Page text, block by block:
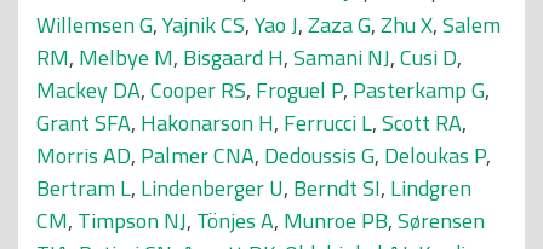
Willemsen G,Yajnik CS,Yao J,Zaza G,Zhu X,Salem
RM, Melbye M, Bisgaard H,Samani NJ,Cusi D,
Mackey DA,Cooper RS, Froguel P, Pasterkamp G,
Grant SFA, Hakonarson H, Ferrucci L,Scott RA,
Morris AD, Palmer CNA, Dedoussis G, Deloukas P,
Bertram L, Lindenberger U, Berndt SI, Lindgren
CM, Timpson NJ, Tönjes A, Munroe PB,Sørensen